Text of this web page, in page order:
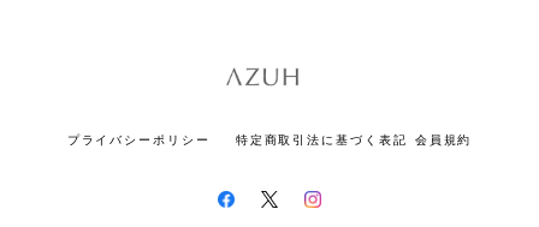
プライバシーポリシー 特定商取引法に基づく表記 会員規約